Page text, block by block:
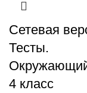
Сетевая
Тесты.
4 класс